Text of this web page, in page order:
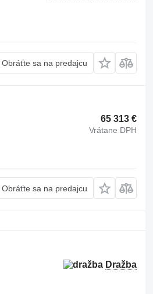
Obráťte sa na predajcu
65 313 €
Vrátane DPH
Obráťte sa na predajcu
Dražba